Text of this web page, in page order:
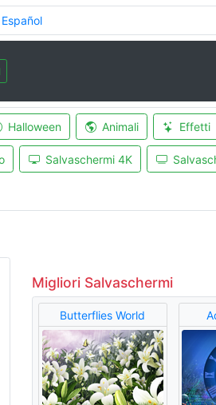
Español
Halloween Animali Effetti
Salvaschermi 4K
Migliori Salvaschermi
Butterflies World